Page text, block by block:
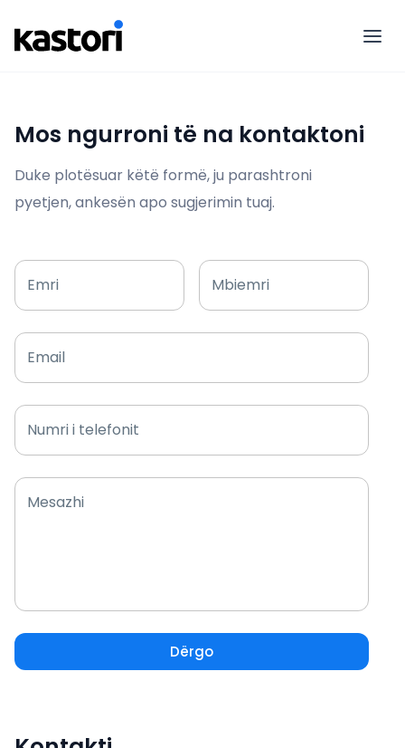
Mos ngurroni të na kontaktoni
Duke plotësuar këtë formë, ju parashtroni
pyetjen, ankesën apo sugjerimin tuaj.
Emri Mbiemri
Email
Numri i telefonit
Mesazhi
Dërgo